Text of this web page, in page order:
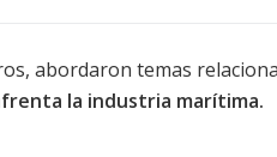
abordaron temas
la industria marítima.